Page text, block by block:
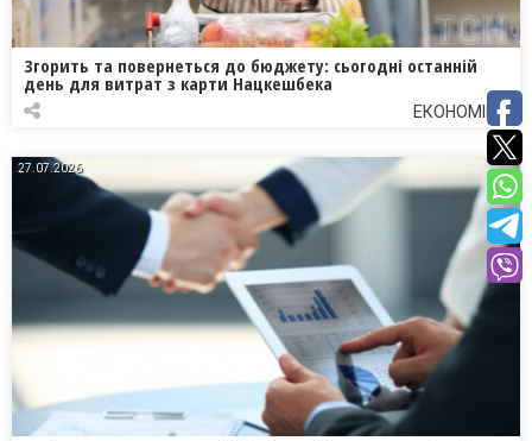
Згорить та повернеться до бюджету: сьогодні останній
день для витрат з карти Нацкешбека
ЕКОНОМІКА
27.07.2026